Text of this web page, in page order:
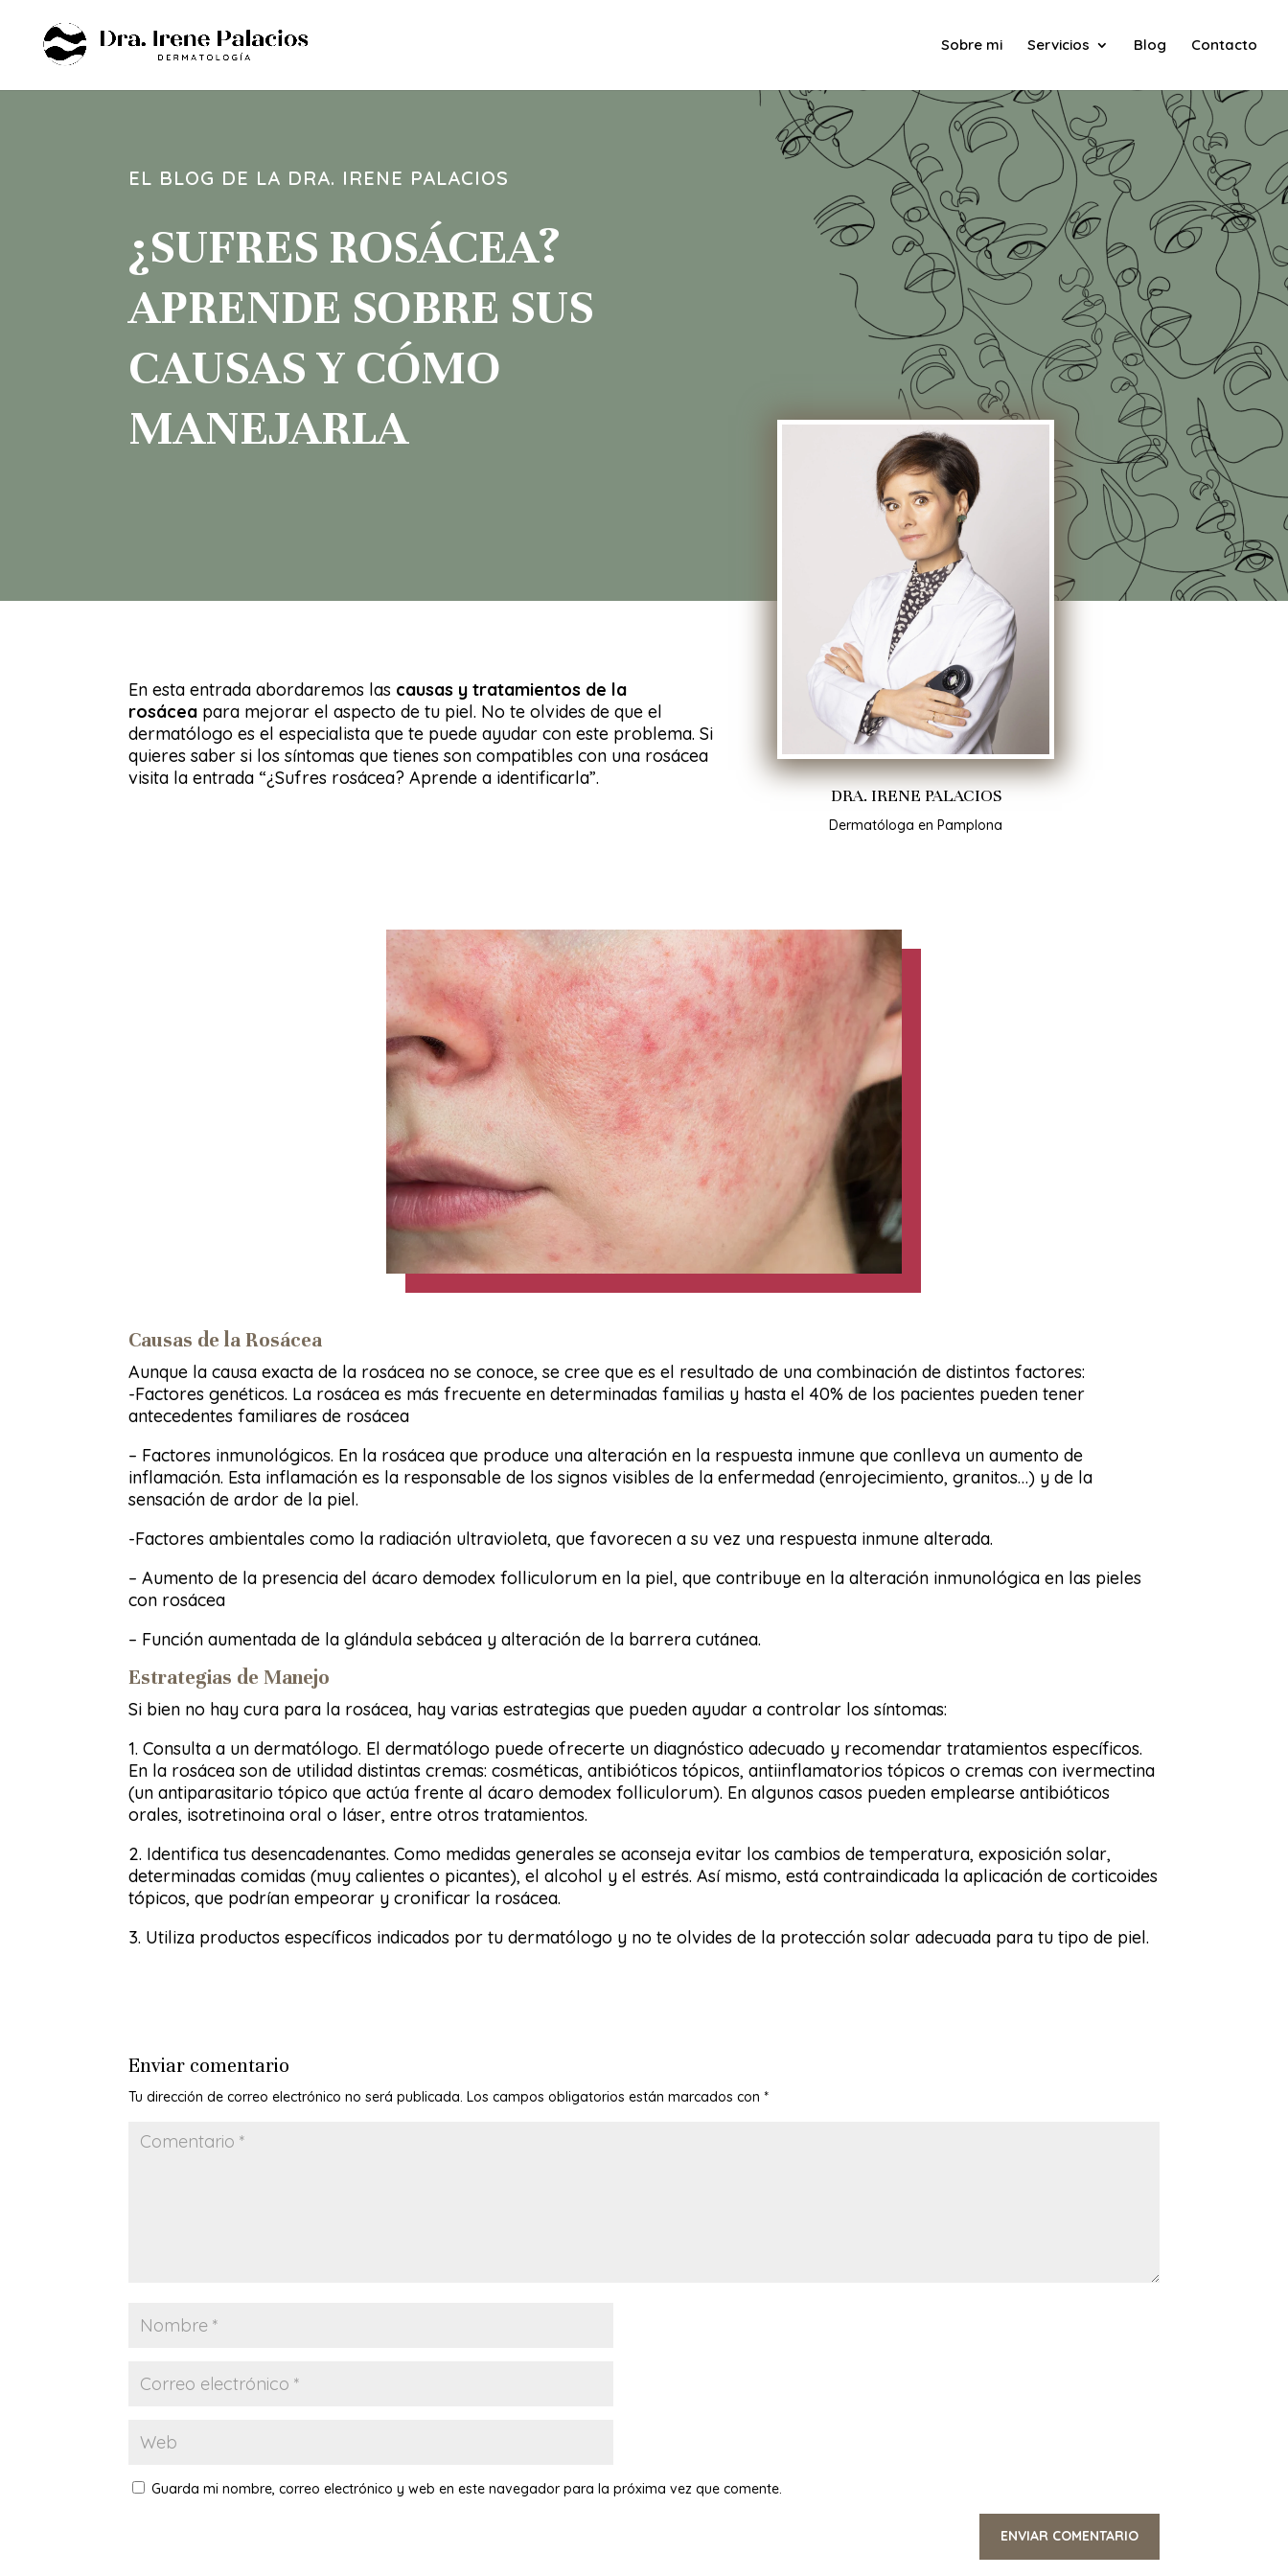
Sobre mi Servicios Blog Contacto
EL BLOG DE LA DRA. IRENE PALACIOS
¿SUFRES ROSÁCEA?
APRENDE SOBRE SUS
CAUSAS Y CÓMO
MANEJARLA
DRA. IRENE PALACIOS
Dermatóloga en Pamplona
En esta entrada abordaremos las causas y tratamientos de la
rosácea para mejorar el aspecto de tu piel. No te olvides de que el
dermatólogo es el especialista que te puede ayudar con este problema. Si
quieres saber si los síntomas que tienes son compatibles con una rosácea
visita la entrada “¿Sufres rosácea? Aprende a identificarla”.
Causas de la Rosácea
Aunque la causa exacta de la rosácea no se conoce, se cree que es el resultado de una combinación de distintos factores:
-Factores genéticos. La rosácea es más frecuente en determinadas familias y hasta el 40% de los pacientes pueden tener
antecedentes familiares de rosácea
– Factores inmunológicos. En la rosácea que produce una alteración en la respuesta inmune que conlleva un aumento de
inflamación. Esta inflamación es la responsable de los signos visibles de la enfermedad (enrojecimiento, granitos…) y de la
sensación de ardor de la piel.
-Factores ambientales como la radiación ultravioleta, que favorecen a su vez una respuesta inmune alterada.
– Aumento de la presencia del ácaro demodex folliculorum en la piel, que contribuye en la alteración inmunológica en las pieles
con rosácea
– Función aumentada de la glándula sebácea y alteración de la barrera cutánea.
Estrategias de Manejo
Si bien no hay cura para la rosácea, hay varias estrategias que pueden ayudar a controlar los síntomas:
1. Consulta a un dermatólogo. El dermatólogo puede ofrecerte un diagnóstico adecuado y recomendar tratamientos específicos.
En la rosácea son de utilidad distintas cremas: cosméticas, antibióticos tópicos, antiinflamatorios tópicos o cremas con ivermectina
(un antiparasitario tópico que actúa frente al ácaro demodex folliculorum). En algunos casos pueden emplearse antibióticos
orales, isotretinoina oral o láser, entre otros tratamientos.
2. Identifica tus desencadenantes. Como medidas generales se aconseja evitar los cambios de temperatura, exposición solar,
determinadas comidas (muy calientes o picantes), el alcohol y el estrés. Así mismo, está contraindicada la aplicación de corticoides
tópicos, que podrían empeorar y cronificar la rosácea.
3. Utiliza productos específicos indicados por tu dermatólogo y no te olvides de la protección solar adecuada para tu tipo de piel.
Enviar comentario
Tu dirección de correo electrónico no será publicada. Los campos obligatorios están marcados con*
Guarda mi nombre, correo electrónico y web en este navegador para la próxima vez que comente.